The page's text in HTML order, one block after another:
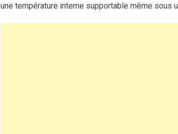
une température interne supportable même sous